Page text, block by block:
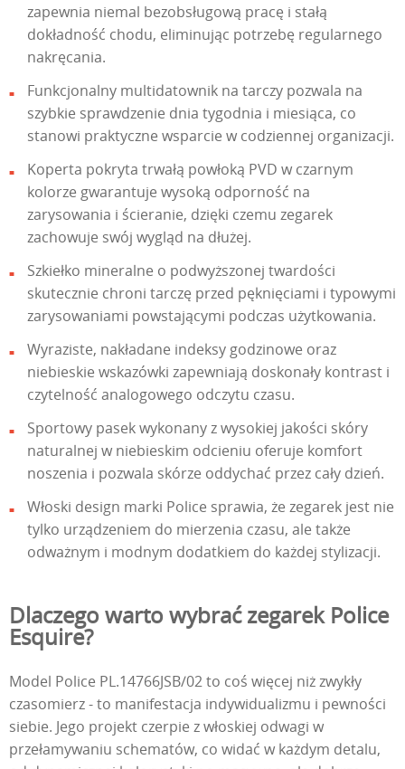
zapewnia niemal bezobsługową pracę i stałą
dokładność chodu, eliminując potrzebę regularnego
nakręcania.
Funkcjonalny multidatownik na tarczy pozwala na
szybkie sprawdzenie dnia tygodnia i miesiąca, co
stanowi praktyczne wsparcie w codziennej organizacji.
Koperta pokryta trwałą powłoką PVD w czarnym
kolorze gwarantuje wysoką odporność na
zarysowania i ścieranie, dzięki czemu zegarek
zachowuje swój wygląd na dłużej.
Szkiełko mineralne o podwyższonej twardości
skutecznie chroni tarczę przed pęknięciami i typowymi
zarysowaniami powstającymi podczas użytkowania.
Wyraziste, nakładane indeksy godzinowe oraz
niebieskie wskazówki zapewniają doskonały kontrast i
czytelność analogowego odczytu czasu.
Sportowy pasek wykonany z wysokiej jakości skóry
naturalnej w niebieskim odcieniu oferuje komfort
noszenia i pozwala skórze oddychać przez cały dzień.
Włoski design marki Police sprawia, że zegarek jest nie
tylko urządzeniem do mierzenia czasu, ale także
odważnym i modnym dodatkiem do każdej stylizacji.
Dlaczego warto wybrać zegarek Police
Esquire?
Model Police PL.14766JSB/02 to coś więcej niż zwykły
czasomierz - to manifestacja indywidualizmu i pewności
siebie. Jego projekt czerpie z włoskiej odwagi w
przełamywaniu schematów, co widać w każdym detalu,